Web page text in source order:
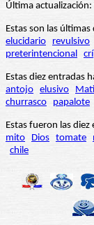
Última
Estas son las
elucidario
revulsivo
preterintencional
Estas diez entradas
antojo elusivo
churrasco
papalote
Estas fueron las
mito
Dios tomate
chile